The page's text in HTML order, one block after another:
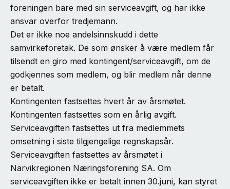
foreningen bare med sin serviceavgift, og har ikke
ansvar overfor tredjemann.
Det er ikke noe andelsinnskudd i dette
samvirkeforetak. De som ønsker å være medlem får
tilsendt en giro med kontingent/serviceavgift, om de
godkjennes som medlem, og blir medlem når denne
er betalt.
Kontingenten fastsettes hvert år av årsmøtet.
Kontingenten fastsettes som en årlig avgift.
Serviceavgiften fastsettes ut fra medlemmets
omsetning i siste tilgjengelige regnskapsår.
Serviceavgiften fastsettes av årsmøtet i
Narvikregionen Næringsforening SA. Om
serviceavgiften ikke er betalt innen 30.juni, kan styret